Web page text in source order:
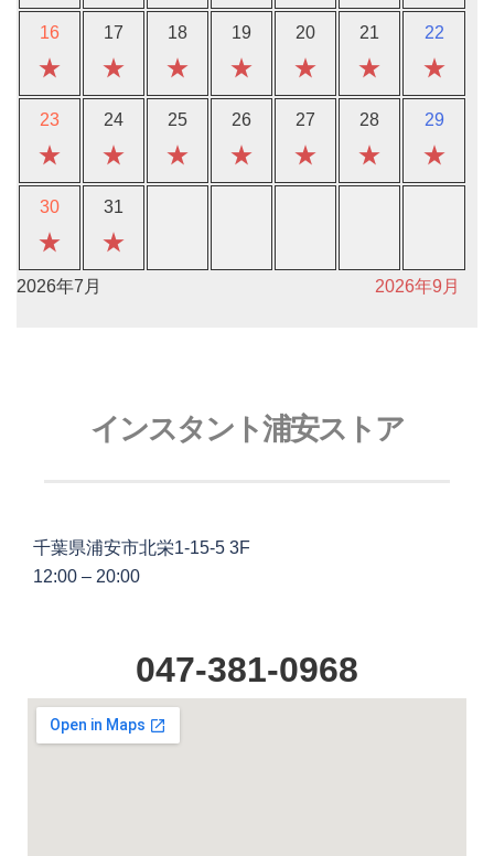
16
★
17
★
18
★
19
★
20
★
21
★
22
★
23
★
24
★
25
★
26
★
27
★
28
★
29
★
30
★
31
★
2026年7月 2026年9月
インスタント浦安ストア
千葉県浦安市北栄1-15-5 3F
12:00 – 20:00
047-381-0968